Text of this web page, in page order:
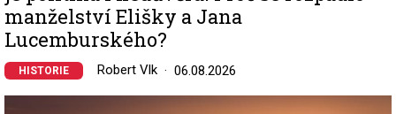
manželství Elišky a Jana
Lucemburského?
HISTORIE Robert Vlk 06.08.2026